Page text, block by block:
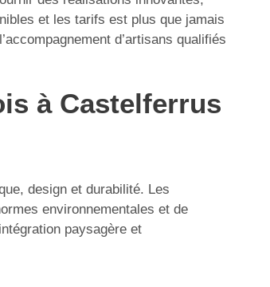
et les tarifs est plus que jamais
d’artisans qualifiés
à Castelferrus
design et durabilité. Les
environnementales et de
paysagère et